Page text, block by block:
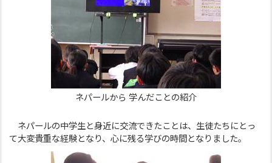
ネパールから 学んだことの紹介
ネパールの中学生と身近に交流できたことは、生徒たちにとっ
て大変貴重な経験となり、心に残る学びの時間となりました。